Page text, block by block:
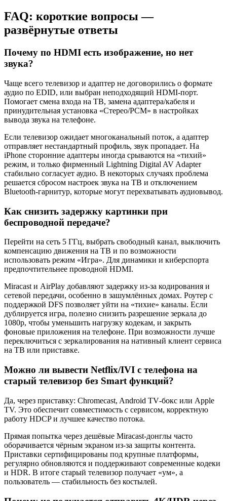
FAQ: короткие вопросы —
развёрнутые ответы
Почему по HDMI есть изображение, но нет
звука?
Чаще всего телевизор и адаптер не договорились о формате
аудио по EDID, или выбран неподходящий HDMI‑порт.
Помогает смена входа на ТВ, замена адаптера/кабеля и
принудительная установка «Стерео/PCM» в настройках
вывода звука на телефоне.
Если телевизор ожидает многоканальный поток, а адаптер
отправляет нестандартный профиль, звук пропадает. На
iPhone сторонние адаптеры иногда срываются на «тихий»
режим, и только фирменный Lightning Digital AV Adapter
стабильно согласует аудио. В некоторых случаях проблема
решается сбросом настроек звука на ТВ и отключением
Bluetooth‑гарнитур, которые могут перехватывать аудиовывод.
Как снизить задержку картинки при
беспроводной передаче?
Перейти на сеть 5 ГГц, выбрать свободный канал, выключить
компенсацию движения на ТВ и по возможности
использовать режим «Игра». Для динамики и киберспорта
предпочтительнее проводной HDMI.
Miracast и AirPlay добавляют задержку из‑за кодирования и
сетевой передачи, особенно в зашумлённых домах. Роутер с
поддержкой DFS позволяет уйти на «тихие» каналы. Если
дублируется игра, полезно снизить разрешение зеркала до
1080p, чтобы уменьшить нагрузку кодекам, и закрыть
фоновые приложения на телефоне. При возможности лучше
переключиться с зеркалирования на нативный клиент сервиса
на ТВ или приставке.
Можно ли вывести Netflix/IVI с телефона на
старый телевизор без Smart функций?
Да, через приставку: Chromecast, Android TV‑бокс или Apple
TV. Это обеспечит совместимость с сервисом, корректную
работу HDCP и лучшее качество потока.
Прямая попытка через дешёвые Miracast‑донглы часто
оборачивается чёрным экраном из‑за защиты контента.
Приставки сертифицированы под крупные платформы,
регулярно обновляются и поддерживают современные кодеки
и HDR. В итоге старый телевизор получает «ум», а
пользователь — стабильность без костылей.